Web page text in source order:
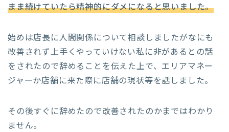
まま続けていたら精神的にダメになると思いました。
始めは店長に人間関係について相談しましたがなにも
改善されず上手くやっていけない私に非があるとの話
をされたので辞めることを伝えた上で、エリアマネー
ジャーか店舗に来た際に店舗の現状等を話しました。
その後すぐに辞めたので改善されたのかまではわかり
ません。